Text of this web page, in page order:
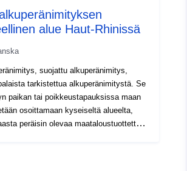
alueella. Nimitys sisältää
1-n tuotteet (esim. viinien värit, joihin
alue Haut-Rhinissä
suojattu alkuperänimitys,
tarkistettua alkuperänimitystä. Se
paikan tai poikkeustapauksissa maan
osoittamaan kyseiseltä alueelta,
peräisin olevaa maataloustuottetta